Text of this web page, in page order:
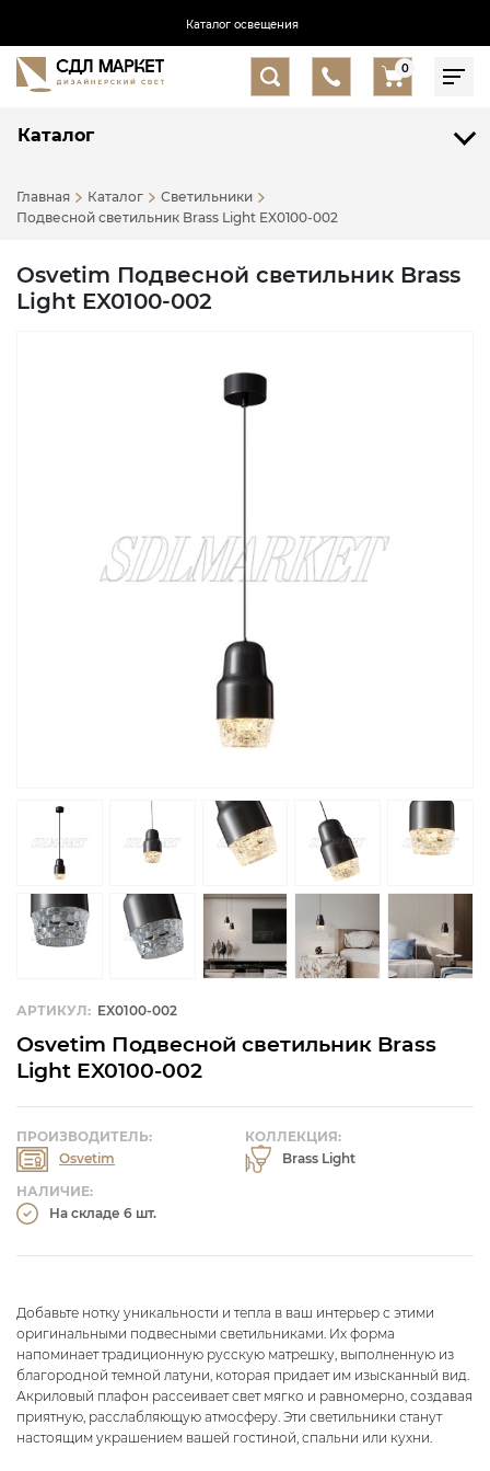
Каталог освещения
0
Каталог
Главная Каталог
Светильники
Подвесной светильник Brass Light EX0100-002
Osvetim Подвесной светильник Brass
Light EX0100-002
АРТИКУЛ: EX0100-002
Osvetim Подвесной светильник Brass
Light EX0100-002
НАЛИЧИЕ:
На складе 6 шт.
КОЛЛЕКЦИЯ:
Brass Light
ПРОИЗВОДИТЕЛЬ:
Osvetim
Добавьте нотку уникальности и тепла в ваш интерьер с этими
оригинальными подвесными светильниками. Их форма
напоминает традиционную русскую матрешку, выполненную из
благородной темной латуни, которая придает им изысканный вид.
Акриловый плафон рассеивает свет мягко и равномерно, создавая
приятную, расслабляющую атмосферу. Эти светильники станут
настоящим украшением вашей гостиной, спальни или кухни.